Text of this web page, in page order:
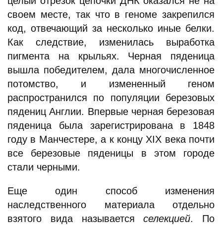
своем месте, так что в геноме закрепился
код, отвечающий за несколько иные белки.
Как следствие, изменилась выработка
пигмента на крыльях. Черная пяденица
вышла победителем, дала многочисленное
потомство, и измененный геном
распространился по популяции березовых
пядениц Англии. Впервые черная березовая
пяденица была зарегистрирована в 1848
году в Манчестере, а к концу XIX века почти
все березовые пяденицы в этом городе
стали черными.
Еще один способ изменения
наследственного материала отдельно
взятого вида называетсяселекцией. По